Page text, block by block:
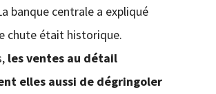
banque centrale a expliqué
chute était historique.
les ventes au détail
elles aussi de dégringoler